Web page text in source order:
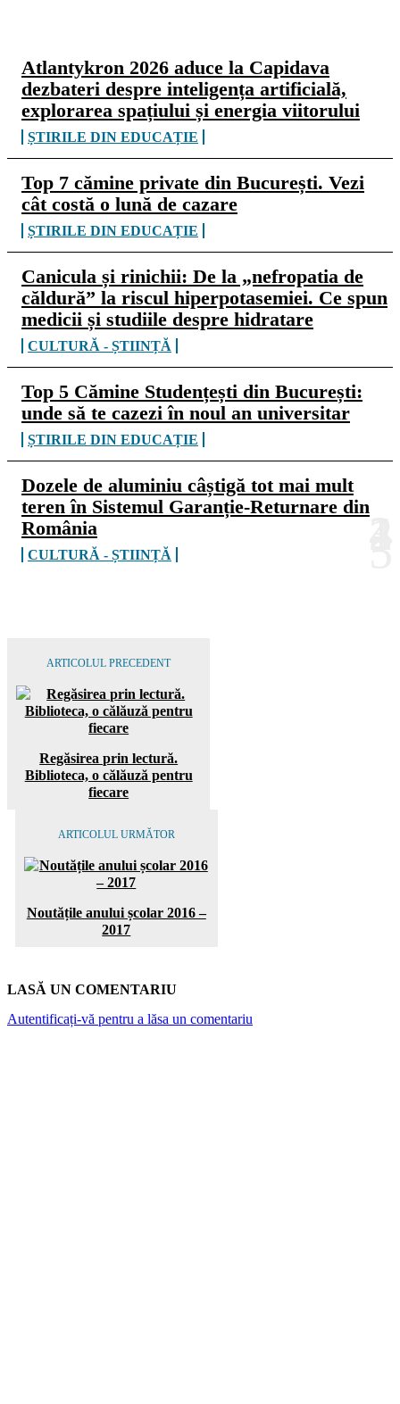
Atlantykron 2026 aduce la Capidava
dezbateri despre inteligența artificială,
explorarea spațiului și energia viitorului
ȘTIRILE DIN EDUCAȚIE
Top 7 cămine private din București. Vezi
cât costă o lună de cazare
ȘTIRILE DIN EDUCAȚIE
Canicula și rinichii: De la „nefropatia de
căldură” la riscul hiperpotasemiei. Ce spun
medicii și studiile despre hidratare
CULTURĂ - ȘTIINȚĂ
Top 5 Cămine Studențești din București:
unde să te cazezi în noul an universitar
ȘTIRILE DIN EDUCAȚIE
Dozele de aluminiu câștigă tot mai mult
teren în Sistemul Garanție-Returnare din
România
CULTURĂ - ȘTIINȚĂ
ARTICOLUL PRECEDENT
Regăsirea prin lectură.
Biblioteca, o călăuză pentru
fiecare
ARTICOLUL URMĂTOR
Noutățile anului școlar 2016 –
2017
LASĂ UN COMENTARIU
Autentificați-vă pentru a lăsa un comentariu